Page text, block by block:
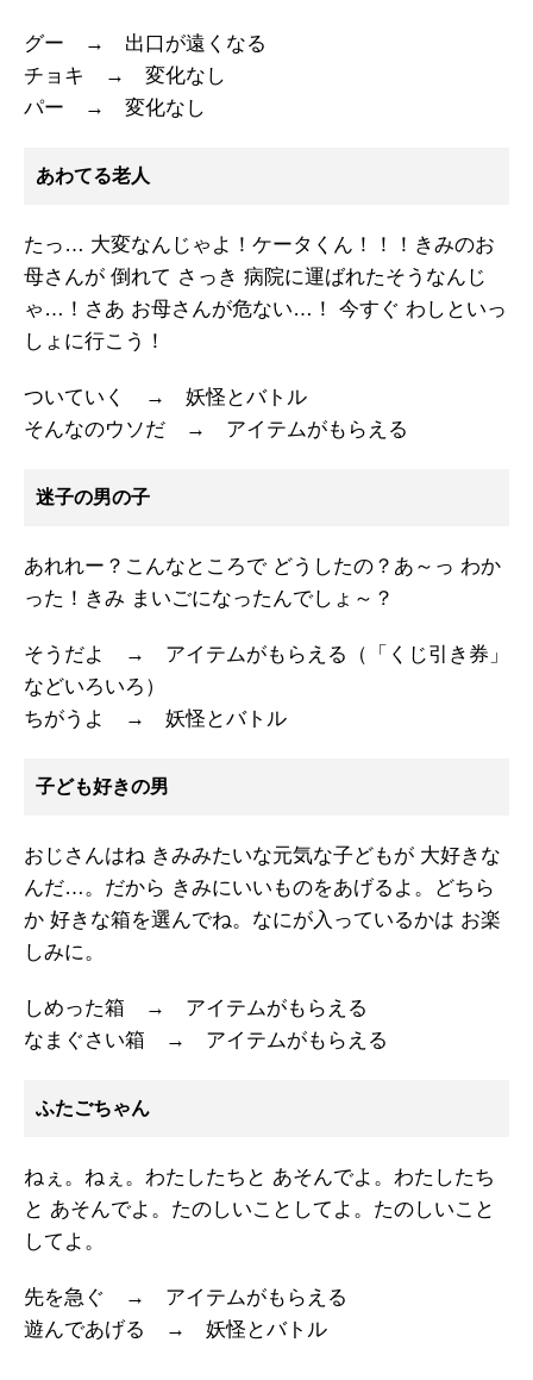
グー → 出口が遠くなる
チョキ → 変化なし
パー → 変化なし
あわてる老人
たっ… 大変なんじゃよ！ケータくん！！！きみのお
母さんが 倒れて さっき 病院に運ばれたそうなんじ
ゃ…！さあ お母さんが危ない…！ 今すぐ わしといっ
しょに行こう！
ついていく → 妖怪とバトル
そんなのウソだ → アイテムがもらえる
迷子の男の子
あれれー？こんなところで どうしたの？あ～っ わか
った！きみ まいごになったんでしょ～？
そうだよ → アイテムがもらえる（「くじ引き券」
などいろいろ）
ちがうよ → 妖怪とバトル
子ども好きの男
おじさんはね きみみたいな元気な子どもが 大好きな
んだ…。だから きみにいいものをあげるよ。どちら
か 好きな箱を選んでね。なにが入っているかは お楽
しみに。
しめった箱 → アイテムがもらえる
なまぐさい箱 → アイテムがもらえる
ふたごちゃん
ねぇ。ねぇ。わたしたちと あそんでよ。わたしたち
と あそんでよ。たのしいことしてよ。たのしいこと
してよ。
先を急ぐ → アイテムがもらえる
遊んであげる → 妖怪とバトル